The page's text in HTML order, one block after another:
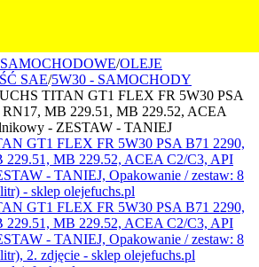
/OLEJE
SAE/5W30 - SAMOCHODY
TITAN GT1 FLEX FR 5W30 PSA
MB 229.51, MB 229.52, ACEA
- ZESTAW - TANIEJ